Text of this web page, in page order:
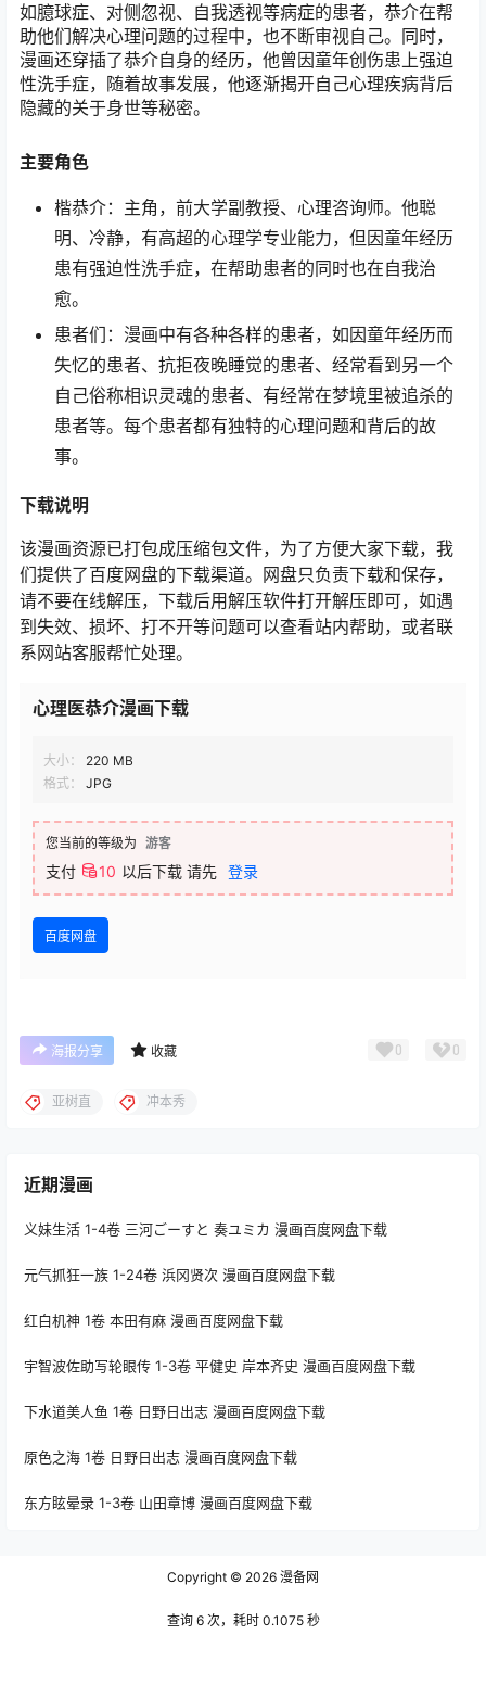
如臆球症、对侧忽视、自我透视等病症的患者，恭介在帮
助他们解决心理问题的过程中，也不断审视自己。同时，
漫画还穿插了恭介自身的经历，他曾因童年创伤患上强迫
性洗手症，随着故事发展，他逐渐揭开自己心理疾病背后
隐藏的关于身世等秘密。
主要角色
楷恭介：主角，前大学副教授、心理咨询师。他聪
明、冷静，有高超的心理学专业能力，但因童年经历
患有强迫性洗手症，在帮助患者的同时也在自我治
愈。
患者们：漫画中有各种各样的患者，如因童年经历而
失忆的患者、抗拒夜晚睡觉的患者、经常看到另一个
自己俗称相识灵魂的患者、有经常在梦境里被追杀的
患者等。每个患者都有独特的心理问题和背后的故
事。
下载说明
该漫画资源已打包成压缩包文件，为了方便大家下载，我
们提供了百度网盘的下载渠道。网盘只负责下载和保存，
请不要在线解压，下载后用解压软件打开解压即可，如遇
到失效、损坏、打不开等问题可以查看站内帮助，或者联
系网站客服帮忙处理。
心理医恭介漫画下载
大小：
220 MB
格式：
JPG
您当前的等级为 游客
支付 10 以后下载 请先 登录
百度网盘
海报分享 收藏 0 0
亚树直 冲本秀
近期漫画
义妹生活 1-4卷 三河ごーすと 奏ユミカ 漫画百度网盘下载
元气抓狂一族 1-24卷 浜冈贤次 漫画百度网盘下载
红白机神 1卷 本田有麻 漫画百度网盘下载
宇智波佐助写轮眼传 1-3卷 平健史 岸本齐史 漫画百度网盘下载
下水道美人鱼 1卷 日野日出志 漫画百度网盘下载
原色之海 1卷 日野日出志 漫画百度网盘下载
东方眩晕录 1-3卷 山田章博 漫画百度网盘下载
Copyright © 2026 漫备网
查询 6 次，耗时 0.1075 秒